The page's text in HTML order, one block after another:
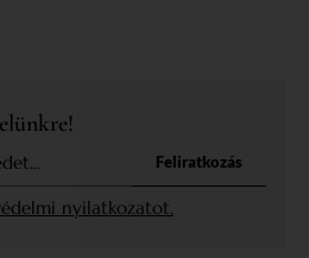
nyilatkozatot.
Feliratkozás